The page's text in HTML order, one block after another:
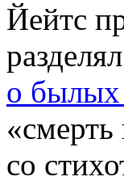
Йейтс
о былых
со